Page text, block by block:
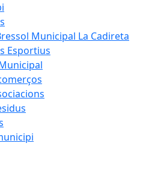
Municipal La Cadireta
Esportius